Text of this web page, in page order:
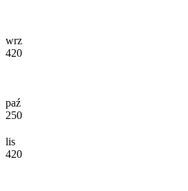
wrz
420
paź
250
lis
420